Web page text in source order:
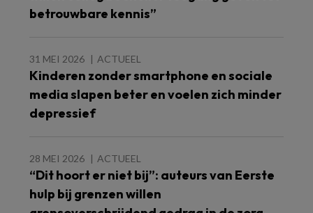
betrouwbare kennis”
31 MEI 2026 ACTUEEL
Kinderen zonder smartphone en sociale
media slapen beter en voelen zich minder
depressief
28 MEI 2026 ACTUEEL
“Dit hoort er niet bij”: auteurs van Eerste
hulp bij grenzen willen